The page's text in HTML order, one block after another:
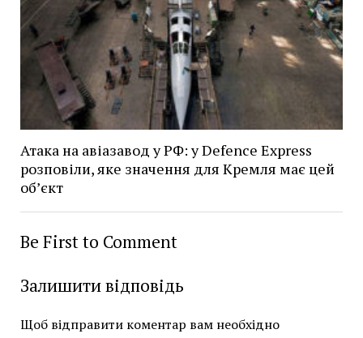
Атака на авіазавод у РФ: у Defence Express
розповіли, яке значення для Кремля має цей
об’єкт
Be First to Comment
Залишити відповідь
Щоб відправити коментар вам необхідно